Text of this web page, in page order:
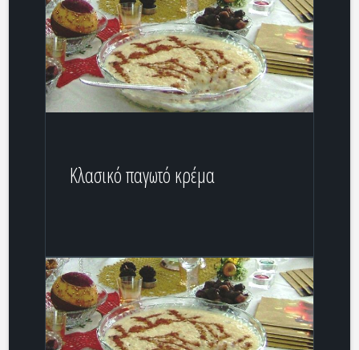
Κλασικό παγωτό κρέμα